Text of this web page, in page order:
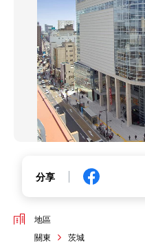
分享
地區
關東
茨城